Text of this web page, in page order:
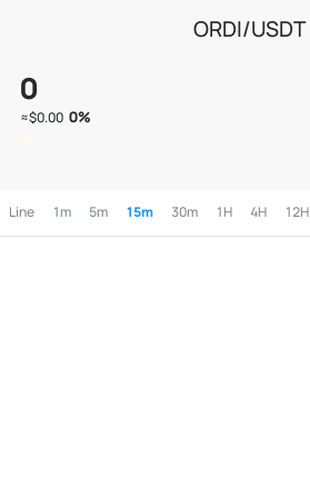
ORDI/USDT
0
≈$0.00 0%
Line 1m 5m 15m 30m 1H 4H 12H